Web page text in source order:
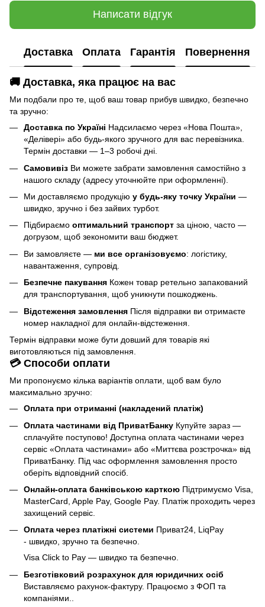
Написати відгук
Доставка Оплата Гарантія Повернення
🚚 Доставка, яка працює на вас
Ми подбали про те, щоб ваш товар прибув швидко, безпечно
та зручно:
Доставка по Україні Надсилаємо через «Нова Пошта»,
«Делівері» або будь-якого зручного для вас перевізника.
Термін доставки — 1–3 робочі дні.
Самовивіз Ви можете забрати замовлення самостійно з
нашого складу (адресу уточнюйте при оформленні).
Ми доставляємо продукцію у будь-яку точку України —
швидко, зручно і без зайвих турбот.
Підбираємо оптимальний транспорт за ціною, часто —
догрузом, щоб зекономити ваш бюджет.
Ви замовляєте — ми все організовуємо: логістику,
навантаження, супровід.
Безпечне пакування Кожен товар ретельно запакований
для транспортування, щоб уникнути пошкоджень.
Відстеження замовлення Після відправки ви отримаєте
номер накладної для онлайн-відстеження.
Термін відправки може бути довший для товарів які
виготовляються під замовлення.
💳 Способи оплати
Ми пропонуємо кілька варіантів оплати, щоб вам було
максимально зручно:
Оплата при отриманні (накладений платіж)
Оплата частинами від ПриватБанку Купуйте зараз —
сплачуйте поступово! Доступна оплата частинами через
сервіс «Оплата частинами» або «Миттєва розстрочка» від
ПриватБанку. Під час оформлення замовлення просто
оберіть відповідний спосіб.
Онлайн-оплата банківською карткою Підтримуємо Visa,
MasterCard, Apple Pay, Google Pay. Платіж проходить через
захищений сервіс.
Оплата через платіжні системи Приват24, LiqPay
- швидко, зручно та безпечно.
Visa Click to Pay — швидко та безпечно.
Безготівковий розрахунок для юридичних осіб
Виставляємо рахунок-фактуру. Працюємо з ФОП та
компаніями..